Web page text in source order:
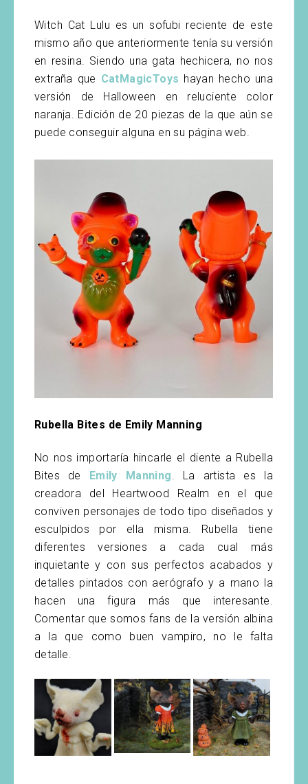
Witch Cat Lulu es un sofubi reciente de este
mismo año que anteriormente tenía su versión
en resina. Siendo una gata hechicera, no nos
extraña que CatMagicToys hayan hecho una
versión de Halloween en reluciente color
naranja. Edición de 20 piezas de la que aún se
puede conseguir alguna en su página web.
Rubella Bites de Emily Manning
No nos importaría hincarle el diente a Rubella
Bites de
Emily Manning. La artista es la
creadora del Heartwood Realm en el que
conviven personajes de todo tipo diseñados y
esculpidos por ella misma. Rubella tiene
diferentes versiones a cada cual más
inquietante y con sus perfectos acabados y
detalles pintados con aerógrafo y a mano la
hacen una figura más que interesante.
Comentar que somos fans de la versión albina
a la que como buen vampiro, no le falta
detalle.